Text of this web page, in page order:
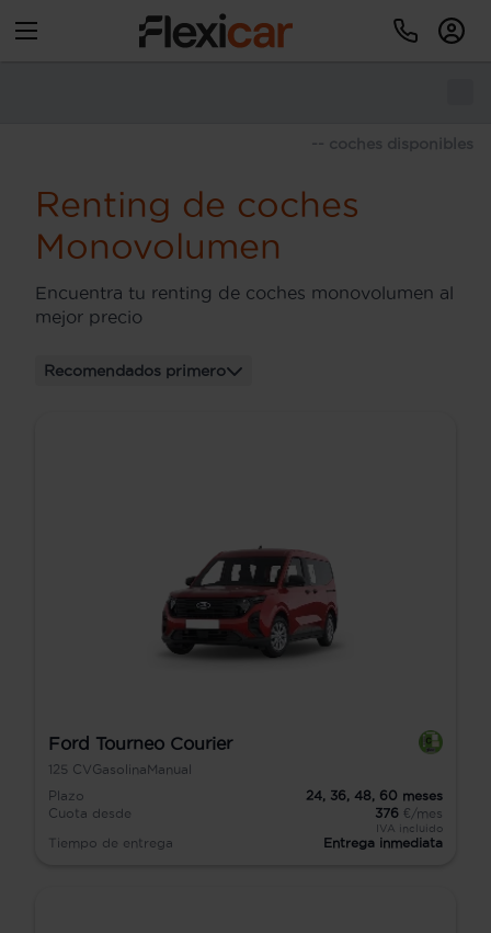
-- coches disponibles
Renting de coches
Monovolumen
Encuentra tu renting de coches monovolumen al
mejor precio
Recomendados primero
Ford Tourneo Courier
125 CVGasolinaManual
Plazo
24, 36, 48, 60 meses
Cuota desde
376 €/mes
IVA incluido
Tiempo de entrega Entrega inmediata